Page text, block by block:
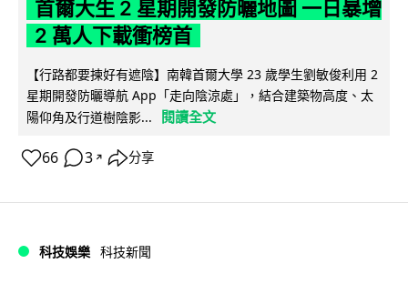
首爾大生 2 星期開發防曬地圖 一日暴增
2 萬人下載衝榜首
【行路都要揀好有遮陰】南韓首爾大學 23 歲學生劉敏俊利用 2
星期開發防曬導航 App「走向陰涼處」，結合建築物高度、太
陽仰角及行道樹陰影...
閱讀全文
66 3 ↗ 分享
科技娛樂 科技新聞